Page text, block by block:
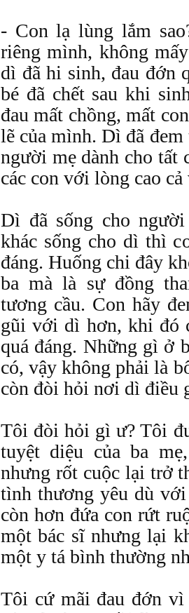
- Con lạ lùng lắm
riêng mình, không
dì đã hi sinh, đau đớn
bé đã chết sau khi
đau mất chồng, mất
lẽ của mình. Dì đã
người mẹ dành cho tất
các con với lòng cao
Dì đã sống cho
khác sống cho dì thì
đáng. Huống chi đây
ba mà là sự đồng
tương cầu. Con hãy
gũi với dì hơn, khi đó
quá đáng. Những gì ở
có, vậy không phải là
còn đòi hỏi nơi dì điều
Tôi đòi hỏi gì ư? Tôi
tuyệt diệu của ba
nhưng rốt cuộc lại trở
tình thương yêu dù
còn hơn đứa con rứt
một bác sĩ nhưng lại
một y tá bình thường
Tôi cứ mãi đau đớn vì